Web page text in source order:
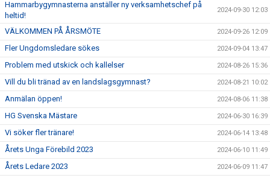
Hammarbygymnasterna anställer ny verksamhetschef på
heltid!
2024-09-30 12:03
VÄLKOMMEN PÅ ÅRSMÖTE 2024-09-26 12:09
Fler Ungdomsledare sökes 2024-09-04 13:47
Problem med utskick och kallelser 2024-08-26 15:36
Vill du bli tränad av en landslagsgymnast? 2024-08-21 10:02
Anmälan öppen! 2024-08-06 11:38
HG Svenska Mästare 2024-06-30 16:39
Vi söker fler tränare! 2024-06-14 13:48
Årets Unga Förebild 2023 2024-06-10 11:49
Årets Ledare 2023 2024-06-09 11:47